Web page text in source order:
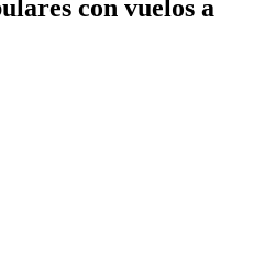
con vuelos a